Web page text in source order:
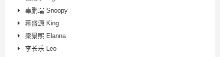
辜鹏瑞 Snoopy
蒋盛源 King
梁景熙 Elanna
李长乐 Leo